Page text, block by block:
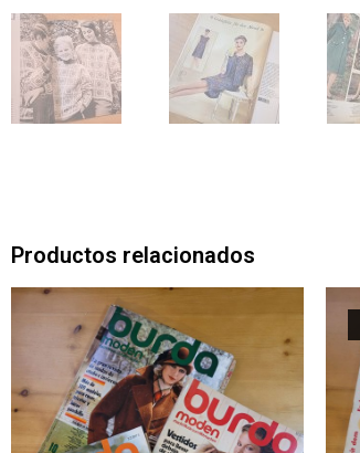
Productos relacionados